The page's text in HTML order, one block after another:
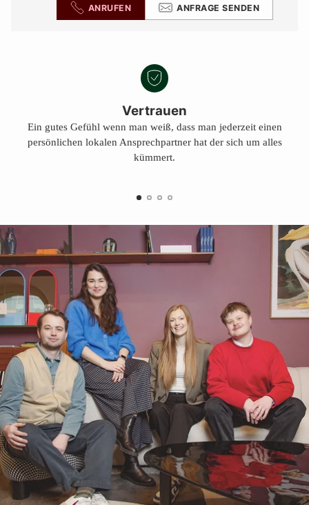
ANRUFEN ANFRAGE SENDEN
Vertrauen
Ein gutes Gefühl wenn man weiß, dass man jederzeit einen
persönlichen lokalen Ansprechpartner hat der sich um alles
kümmert.